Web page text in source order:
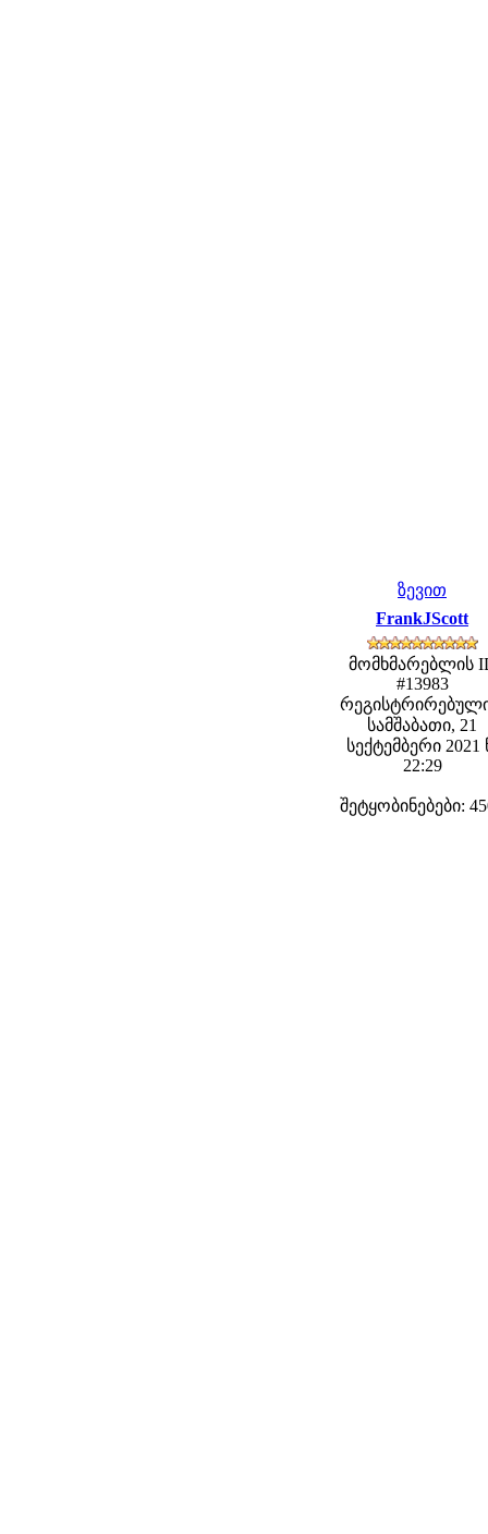
ზევით
FrankJScott
მომხმარებლის
#13983
სამშაბათი, 21
სექტემბერი 2021
22:29
შეტყობინებები: